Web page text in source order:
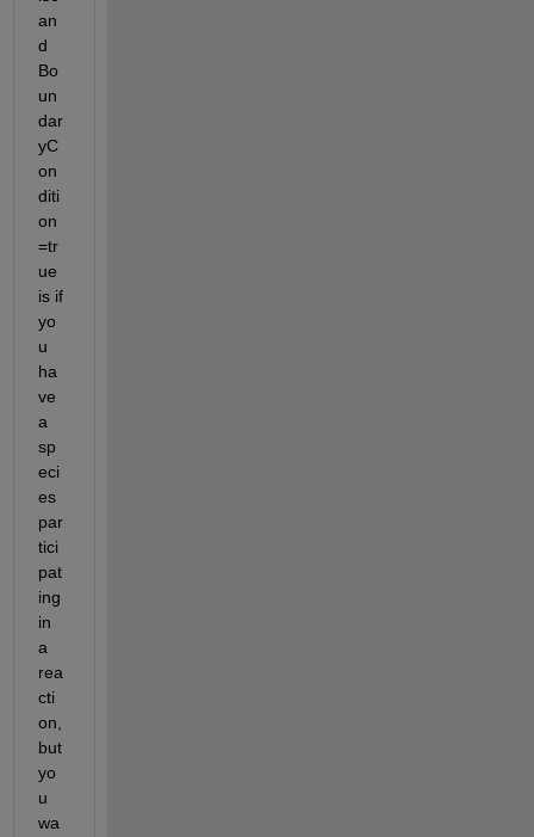
an
d
Bo
un
dar
yC
on
diti
on
=tr
ue
is if
yo
u
ha
ve
a
sp
eci
es
par
tici
pat
ing
in
a
rea
cti
on,
but
yo
u
wa